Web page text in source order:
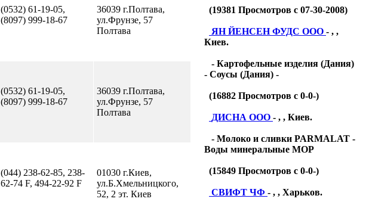
(0532) 61-19-05,
(8097) 999-18-67
36039 г.Полтава,
ул.Фрунзе, 57
Полтава
(0532) 61-19-05,
(8097) 999-18-67
36039 г.Полтава,
ул.Фрунзе, 57
Полтава
(044) 238-62-85, 238-
62-74 F, 494-22-92 F
01030 г.Киев,
ул.Б.Хмельницкого,
52, 2 эт. Киев
(19381 Просмотров с 07-30-2008)
ЯН ЙЕНСЕН ФУДС ООО - , ,
Киев.
- Картофельные изделия (Дания)
- Соусы (Дания) -
(16882 Просмотров с 0-0-)
ДИСНА ООО - , , Киев.
- Молоко и сливки PARMALAT -
Воды минеральные МОР
(15849 Просмотров с 0-0-)
СВИФТ ЧФ - , , Харьков.